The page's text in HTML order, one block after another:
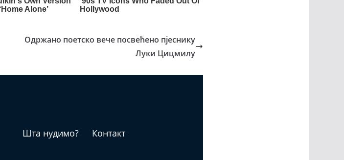
Одржано поетско вече посвећено пјеснику
Луки Цицмилу
Шта нудимо? Контакт